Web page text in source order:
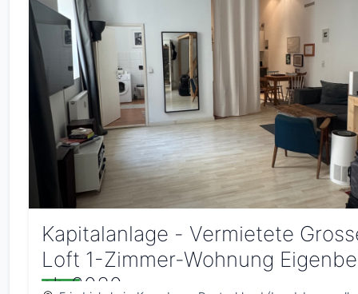
Kapitalanlage - Vermietete
Loft 1-Zimmer-Wohnung
ab 2030